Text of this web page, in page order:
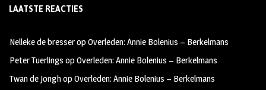
b
oo
k
ag
m
tt
LAATSTE REACTIES
Nelleke de bresseropOverleden: Annie Bolenius – Berkelmans
Peter Tuerlings opOverleden: Annie Bolenius – Berkelmans
Twan de JonghopOverleden: Annie Bolenius – Berkelmans